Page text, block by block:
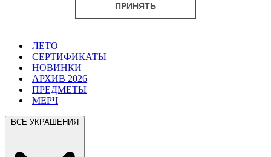
ПРИНЯТЬ
ЛЕТО
СЕРТИФИКАТЫ
НОВИНКИ
АРХИВ 2026
ПРЕДМЕТЫ
МЕРЧ